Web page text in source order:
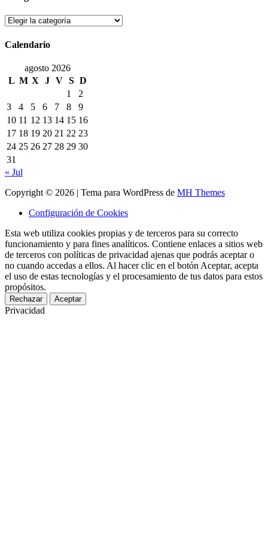
Categorías
Calendario
agosto 2026
L M X J V S D
1
2
3
4 5 6 7 8
9
10 11 12 13 14 15 16
17 18 19 20 21 22 23
24 25 26 27 28 29 30
31
« Jul
Copyright © 2026 | Tema para WordPress de MH Themes
Configuración de Cookies
Esta web utiliza cookies propias y de terceros para su correcto
funcionamiento y para fines analíticos. Contiene enlaces a sitios web
de terceros con políticas de privacidad ajenas que podrás aceptar o
no cuando accedas a ellos. Al hacer clic en el botón Aceptar, acepta
el uso de estas tecnologías y el procesamiento de tus datos para estos
propósitos.
Rechazar Aceptar
Privacidad